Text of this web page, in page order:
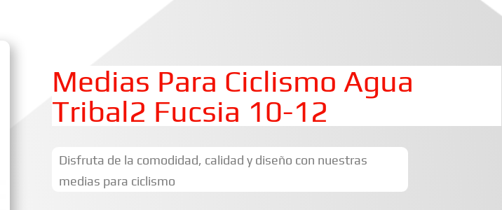
Medias Para Ciclismo Agua
Tribal2 Fucsia 10-12
Disfruta de la comodidad, calidad y diseño con nuestras
medias para ciclismo